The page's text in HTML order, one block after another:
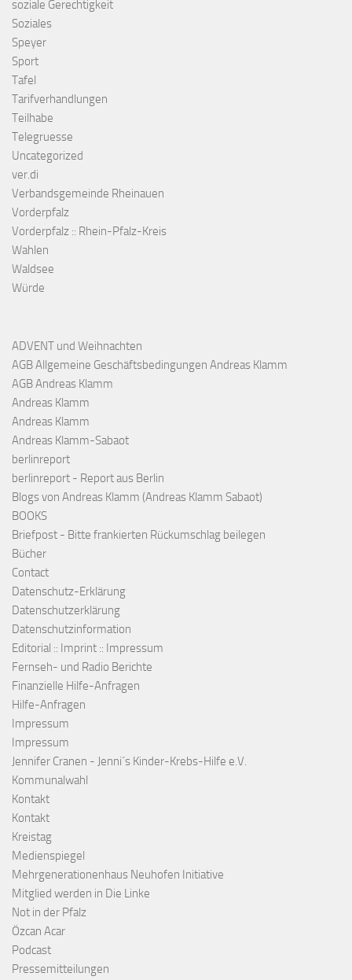
soziale Gerechtigkeit
Soziales
Speyer
Sport
Tafel
Tarifverhandlungen
Teilhabe
Telegruesse
Uncategorized
ver.di
Verbandsgemeinde Rheinauen
Vorderpfalz
Vorderpfalz :: Rhein-Pfalz-Kreis
Wahlen
Waldsee
Würde
ADVENT und Weihnachten
AGB Allgemeine Geschäftsbedingungen Andreas Klamm
AGB Andreas Klamm
Andreas Klamm
Andreas Klamm
Andreas Klamm-Sabaot
berlinreport
berlinreport - Report aus Berlin
Blogs von Andreas Klamm (Andreas Klamm Sabaot)
BOOKS
Briefpost - Bitte frankierten Rückumschlag beilegen
Bücher
Contact
Datenschutz-Erklärung
Datenschutzerklärung
Datenschutzinformation
Editorial :: Imprint :: Impressum
Fernseh- und Radio Berichte
Finanzielle Hilfe-Anfragen
Hilfe-Anfragen
Impressum
Impressum
Jennifer Cranen - Jenni´s Kinder-Krebs-Hilfe e.V.
Kommunalwahl
Kontakt
Kontakt
Kreistag
Medienspiegel
Mehrgenerationenhaus Neuhofen Initiative
Mitglied werden in Die Linke
Not in der Pfalz
Özcan Acar
Podcast
Pressemitteilungen